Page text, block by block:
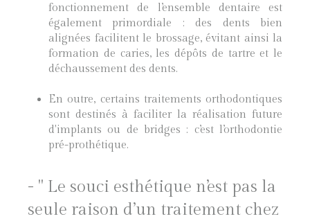
fonctionnement de l’ensemble dentaire est
également primordiale : des dents bien
alignées facilitent le brossage, évitant ainsi la
formation de caries, les dépôts de tartre et le
déchaussement des dents.
En outre, certains traitements orthodontiques
sont destinés à faciliter la réalisation future
d'implants ou de bridges : c’est l’orthodontie
pré-prothétique.
- " Le souci esthétique n’est pas la
seule raison d’un traitement chez